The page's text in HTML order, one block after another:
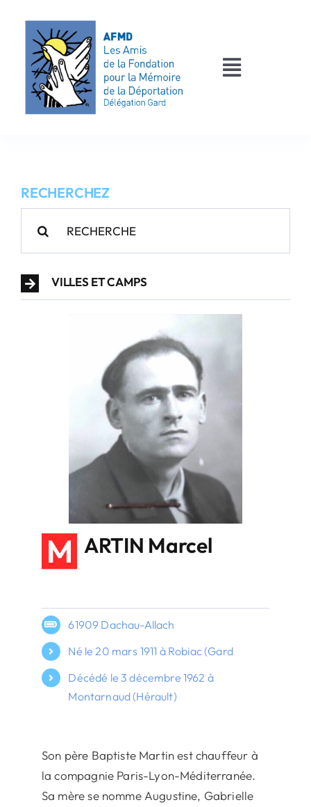
contenu
Toggle
AFMD 30
Les victimes
RECHERCHEZ
VILLES ET CAMPS
M ARTIN Marcel
61909 Dachau-Allach
Né le 20 mars 1911 à Robiac (Gard
Décédé le 3 décembre 1962 à
Montarnaud (Hérault)
Son père Baptiste Martin est chauffeur à
la compagnie Paris-Lyon-Méditerranée.
Sa mère se nomme Augustine, Gabrielle